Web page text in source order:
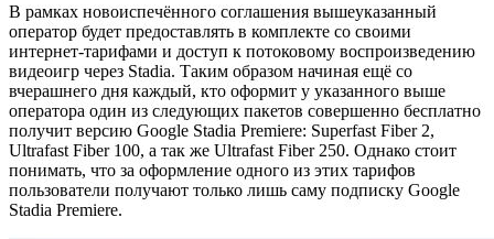
В рамках новоиспечённого соглашения вышеуказанный
оператор будет предоставлять в комплекте со своими
интернет-тарифами и доступ к потоковому воспроизведению
видеоигр через Stadia. Таким образом начиная ещё со
вчерашнего дня каждый, кто оформит у указанного выше
оператора один из следующих пакетов совершенно бесплатно
получит версию Google Stadia Premiere: Superfast Fiber 2,
Ultrafast Fiber 100, а так же Ultrafast Fiber 250. Однако стоит
понимать, что за оформление одного из этих тарифов
пользователи получают только лишь саму подписку Google
Stadia Premiere.